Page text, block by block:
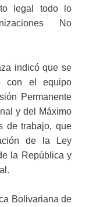
legal todo lo
No
indicó que se
con el equipo
Permanente
y del Máximo
de trabajo, que
de la Ley
la República y
Bolivariana de